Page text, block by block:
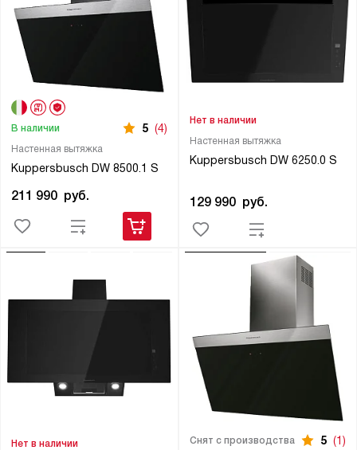
Настенная вытяжка
Kuppersbusch DW 8500.1 S
В наличии 5 (4)
211 990 руб.
Настенная вытяжка
Kuppersbusch DW 6250.0 S
Нет в наличии
129 990 руб.
Нет в наличии Снят с производства 5 (1)